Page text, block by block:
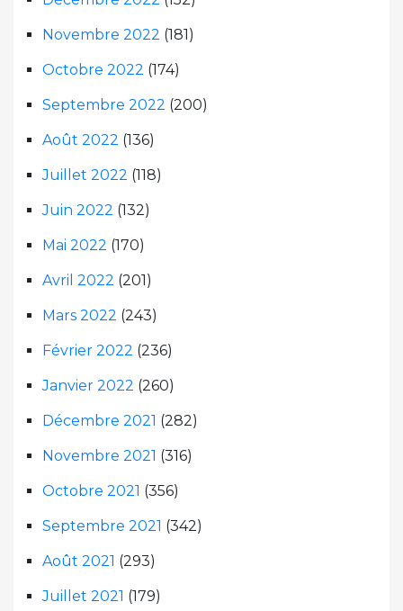
Novembre 2022 (181)
Octobre 2022 (174)
Septembre 2022 (200)
Août 2022 (136)
Juillet 2022 (118)
Juin 2022 (132)
Mai 2022 (170)
Avril 2022 (201)
Mars 2022 (243)
Février 2022 (236)
Janvier 2022 (260)
Décembre 2021 (282)
Novembre 2021 (316)
Octobre 2021 (356)
Septembre 2021 (342)
Août 2021 (293)
Juillet 2021 (179)